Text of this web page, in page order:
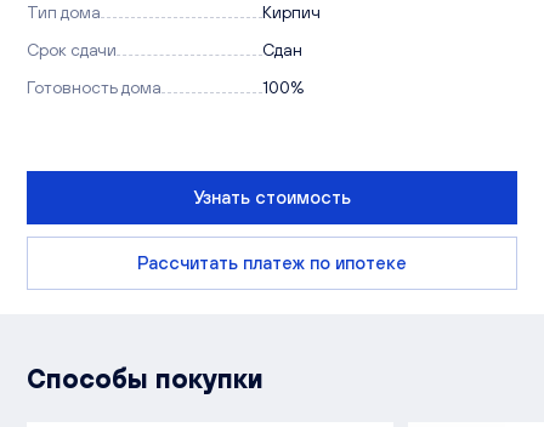
Тип дома
Кирпич
Срок сдачи
Сдан
Готовность дома
100%
Узнать стоимость
Рассчитать платеж по ипотеке
Способы покупки